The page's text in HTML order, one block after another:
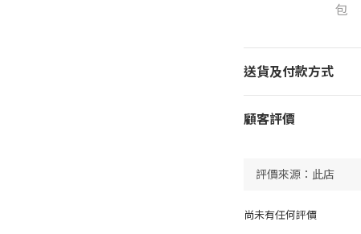
包
送貨及付款方式
顧客評價
尚未有任何評價